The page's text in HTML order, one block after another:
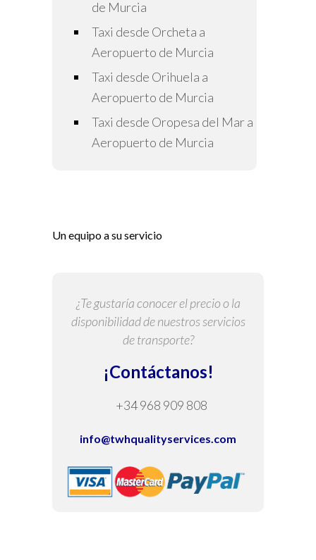
de Murcia
Taxi desde Orcheta a
Aeropuerto de Murcia
Taxi desde Orihuela a
Aeropuerto de Murcia
Taxi desde Oropesa del Mar a
Aeropuerto de Murcia
Un equipo a su servicio
¿Te gustaría conocer el precio o la
disponibilidad de nuestros servicios
de transporte?
¡Contáctanos!
+34 968 909 808
info@twhqualityservices.com